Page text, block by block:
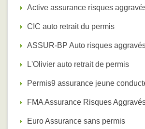
Active assurance risques
CIC auto retrait du permis
ASSUR-BP Auto risques
L'Olivier auto retrait de permis
Permis9 assurance jeune
FMA Assurance Risques
Euro Assurance sans permis